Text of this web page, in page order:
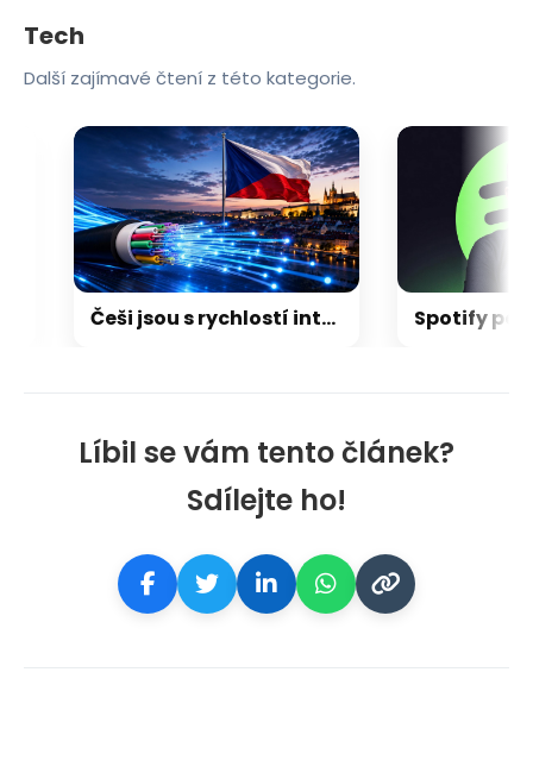
Líbil se vám tento článek?
Sdílejte ho!
Tech
Další zajímavé čtení z této kategorie.
Češi jsou s rychlostí internetu spokojení. Třetina ale netuší, jestli má doma dostupnou optiku